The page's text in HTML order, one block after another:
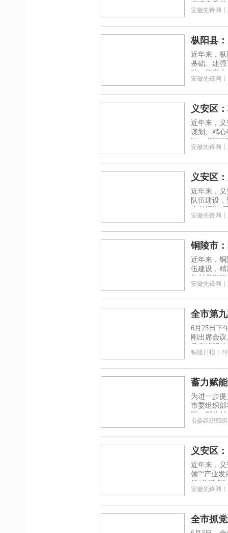
邀请市委
安徽先锋网
枞阳县
近年来，
基础、建
础，筑牢乡
安徽先锋网
义安区
近年来，
谋划、精
区）书记
安徽先锋网
义安区
近年来，
队伍建设
乡村振兴“
安徽先锋网
铜陵市
近年来，
伍建设，
施村党组
安徽先锋网
全市第
6月25日下
刚出席会
具有鲜明
铜陵日报
蓄力赋能促振兴 踔厉奋进再出发——全市
官
为进一步
市委组织
职、部分
市委组织部
义安区
近年来，
领”“产业
领“关键点
安徽先锋网
全市抓